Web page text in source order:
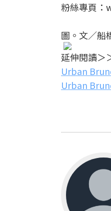
粉絲專頁：
圖。文／船
延伸閱讀＞
Urban
Urban